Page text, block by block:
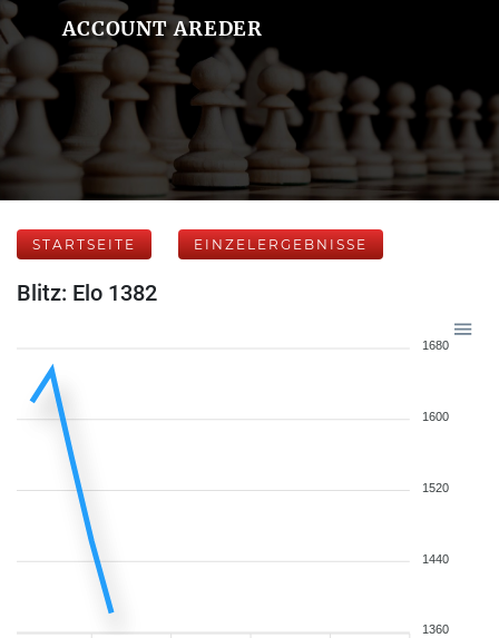
ACCOUNT AREDER
STARTSEITE EINZELERGEBNISSE
Blitz: Elo 1382
1680
1600
1520
1440
1360